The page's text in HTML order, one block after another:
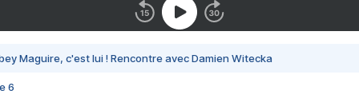
Maguire, c'est lui ! Rencontre avec Damien Witecka
6